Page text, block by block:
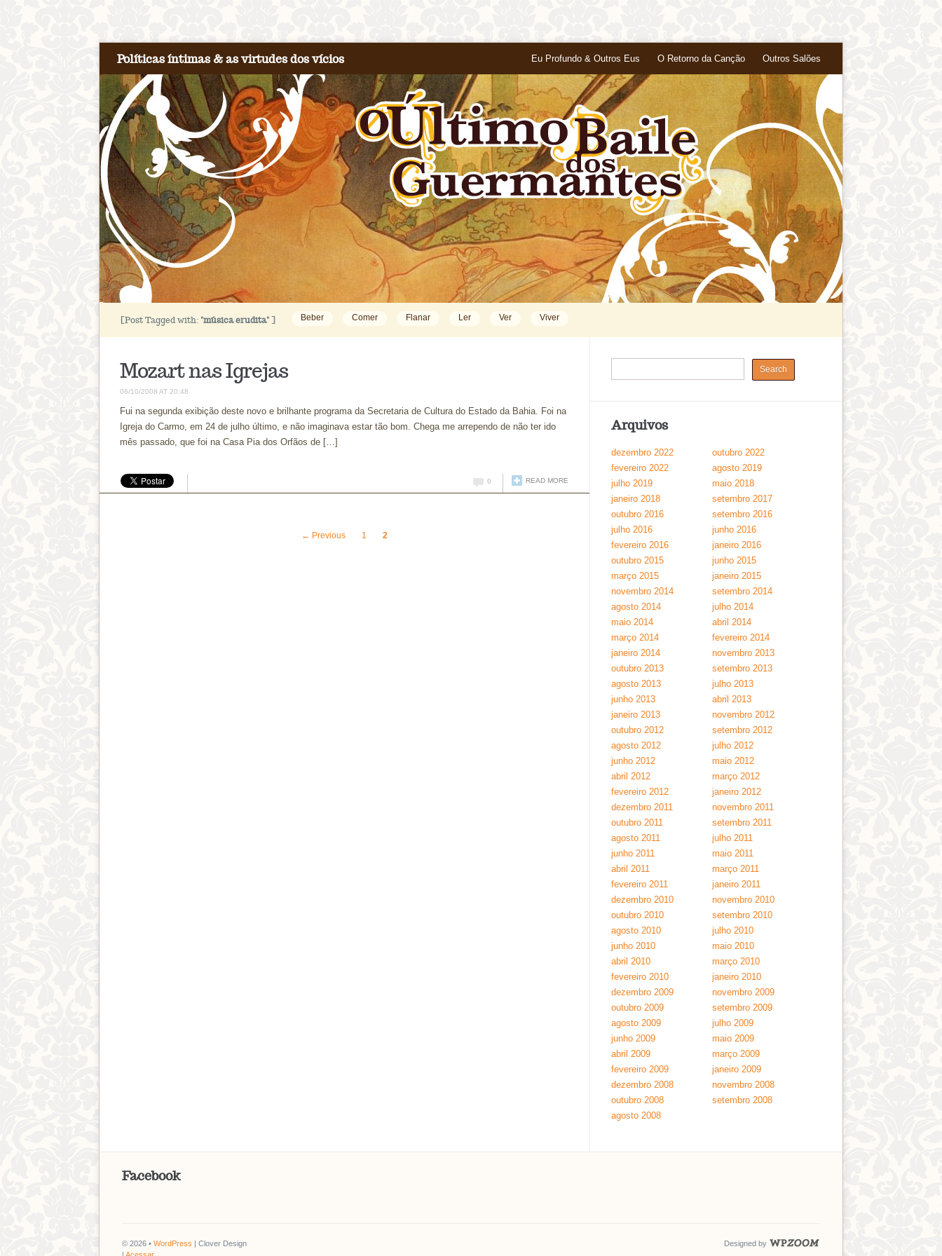
Políticas íntimas & as virtudes dos vícios Eu Profundo & Outros Eus O Retorno da Canção Outros Salões
[Post Tagged with: "música erudita" ] Beber Comer Flanar Ler Ver Viver
Mozart nas Igrejas
06/10/2008 AT 20:48
Fui na segunda exibição deste novo e brilhante programa da Secretaria de Cultura do Estado da Bahia. Foi na
Igreja do Carmo, em 24 de julho último, e não imaginava estar tão bom. Chega me arrependo de não ter ido
mês passado, que foi na Casa Pia dos Orfãos de […]
READ MORE
0
← Previous 1 2
Arquivos
dezembro 2022
outubro 2022
fevereiro 2022
agosto 2019
julho 2019
maio 2018
janeiro 2018
setembro 2017
outubro 2016
setembro 2016
julho 2016
junho 2016
fevereiro 2016
janeiro 2016
outubro 2015
junho 2015
março 2015
janeiro 2015
novembro 2014
setembro 2014
agosto 2014
julho 2014
maio 2014
abril 2014
março 2014
fevereiro 2014
janeiro 2014
novembro 2013
outubro 2013
setembro 2013
agosto 2013
julho 2013
junho 2013
abril 2013
janeiro 2013
novembro 2012
outubro 2012
setembro 2012
agosto 2012
julho 2012
junho 2012
maio 2012
abril 2012
março 2012
fevereiro 2012
janeiro 2012
dezembro 2011
novembro 2011
outubro 2011
setembro 2011
agosto 2011
julho 2011
junho 2011
maio 2011
abril 2011
março 2011
fevereiro 2011
janeiro 2011
dezembro 2010
novembro 2010
outubro 2010
setembro 2010
agosto 2010
julho 2010
junho 2010
maio 2010
abril 2010
março 2010
fevereiro 2010
janeiro 2010
dezembro 2009
novembro 2009
outubro 2009
setembro 2009
agosto 2009
julho 2009
junho 2009
maio 2009
abril 2009
março 2009
fevereiro 2009
janeiro 2009
dezembro 2008
novembro 2008
outubro 2008
setembro 2008
agosto 2008
Facebook
© 2026 • WordPress | Clover Design
Designed by